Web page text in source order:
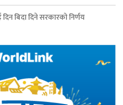
बिदा दिने सरकारको निर्णय